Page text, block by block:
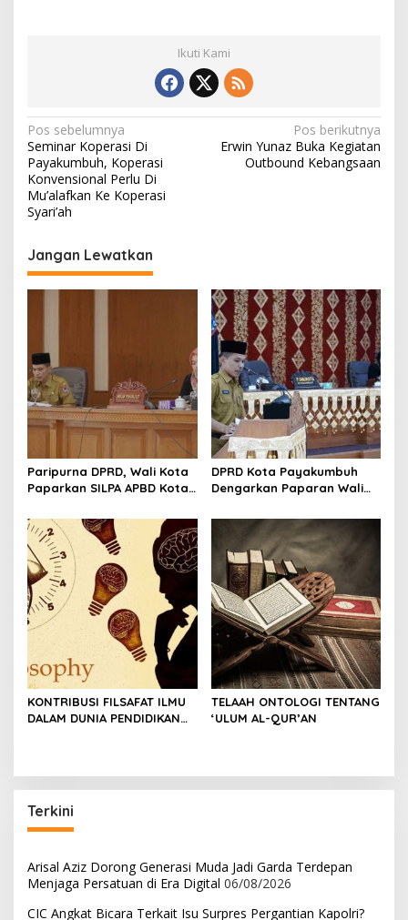
Ikuti Kami
N
a
v
i
a
s
o
s
Pos sebelumnya
Seminar Koperasi Di
Payakumbuh, Koperasi
Konvensional Perlu Di
Mu’alafkan Ke Koperasi
Syari’ah
Pos berikutnya
Erwin Yunaz Buka Kegiatan
Outbound Kebangsaan
Jangan Lewatkan
Paripurna DPRD, Wali Kota
Paparkan SILPA APBD Kota
Capai 77 M
DPRD Kota Payakumbuh
Dengarkan Paparan Wali
2022
KONTRIBUSI FILSAFAT ILMU
DALAM DUNIA PENDIDIKAN
TELAAH ONTOLOGI TENTANG
‘ULUM AL-QUR’AN
Terkini
Arisal Aziz Dorong Generasi Muda Jadi Garda Terdepan
Menjaga Persatuan di Era Digital 06/08/2026
CIC Angkat Bicara Terkait Isu Surpres Pergantian Kapolri?